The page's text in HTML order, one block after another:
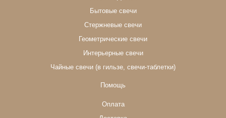
Бытовые свечи
Стержневые свечи
Геометрические свечи
Интерьерные свечи
Чайные свечи (в гильзе, свечи-таблетки)
Помощь
Оплата